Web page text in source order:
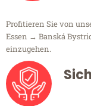
Profitieren Sie von
Essen → Banská
einzugehen.